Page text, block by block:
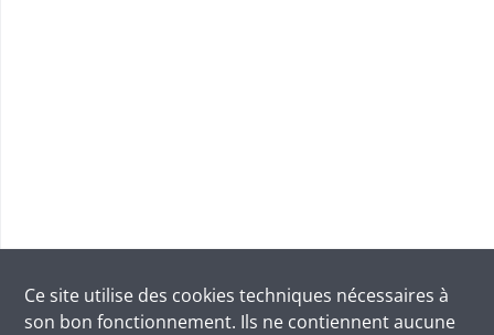
Ce site utilise des cookies techniques nécessaires à
son bon fonctionnement. Ils ne contiennent aucune